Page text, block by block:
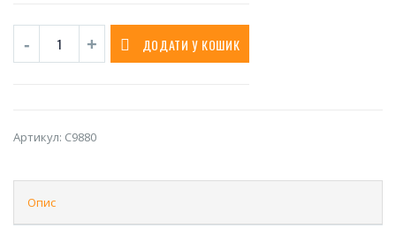
ДОДАТИ У КОШИК
Артикул: C9880
Опис